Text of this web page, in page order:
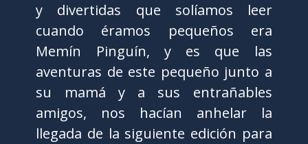
y divertidas que solíamos leer
cuando éramos pequeños era
Memín Pinguín, y es que las
aventuras de este pequeño junto a
su mamá y a sus entrañables
amigos, nos hacían anhelar la
llegada de la siguiente edición para